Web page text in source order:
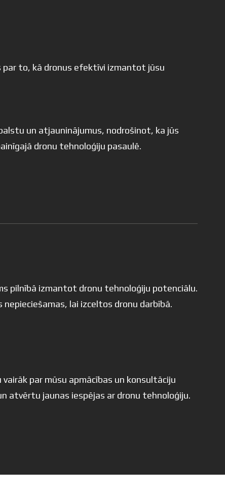
to, kā dronus efektīvi izmantot jūsu
un atjauninājumus, nodrošinot, ka jūs
dronu tehnoloģiju pasaulē.
pilnībā izmantot dronu tehnoloģiju potenciālu.
lai izceltos dronu darbībā.
par mūsu apmācības un konsultāciju
atvērtu jaunas iespējas ar dronu tehnoloģiju.